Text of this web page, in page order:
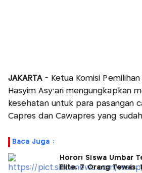
JAKARTA - Ketua Komisi Pemilihan
Hasyim Asy'ari mengungkapkan
kesehatan untuk para pasangan
Capres dan Cawapres yang
Baca Juga :
Horor! Siswa Umbar
Elite, 7 Orang Tewas,